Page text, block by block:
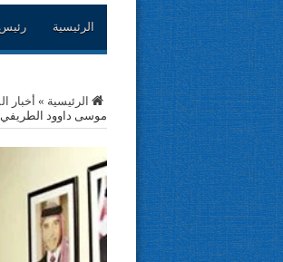
الرئيسية رئيس
الرئيسية » أخبار
موسى داوود الطريفي